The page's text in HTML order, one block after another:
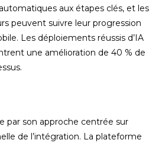
aux étapes clés, et les
peuvent suivre leur progression
Les déploiements réussis d’IA
une amélioration de 40 % de
par son approche centrée sur
de l’intégration. La plateforme